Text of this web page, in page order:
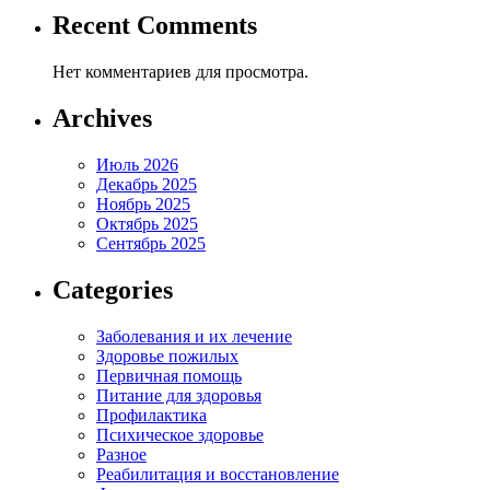
Recent Comments
Нет комментариев для просмотра.
Archives
Июль 2026
Декабрь 2025
Ноябрь 2025
Октябрь 2025
Сентябрь 2025
Categories
Заболевания и их лечение
Здоровье пожилых
Первичная помощь
Питание для здоровья
Профилактика
Психическое здоровье
Разное
Реабилитация и восстановление